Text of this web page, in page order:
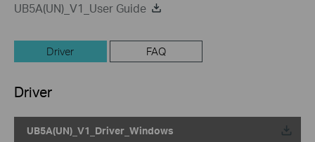
UB5A(UN)_V1_User Guide
Driver FAQ
Driver
UB5A(UN)_V1_Driver_Windows